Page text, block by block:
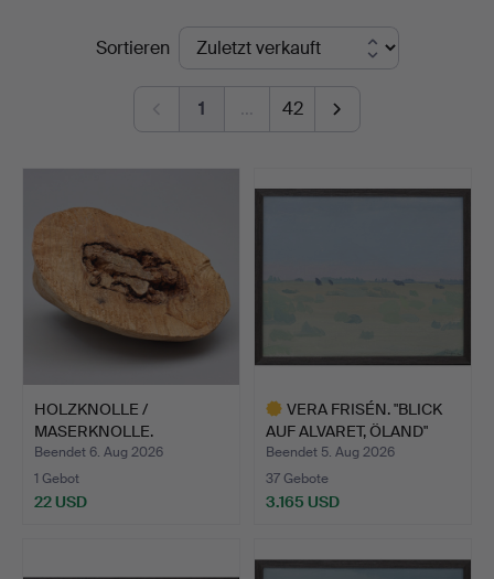
EndpreiseSortieren
1 … 42
HOLZKNOLLE /
MASERKNOLLE.
Beendet 6. Aug 2026
1 Gebot
22 USD
VERA FRISÉN. "BLICK
AUF ALVARET, ÖLAND"
ÖL…
Beendet 5. Aug 2026
37 Gebote
3.165 USD
Objekt